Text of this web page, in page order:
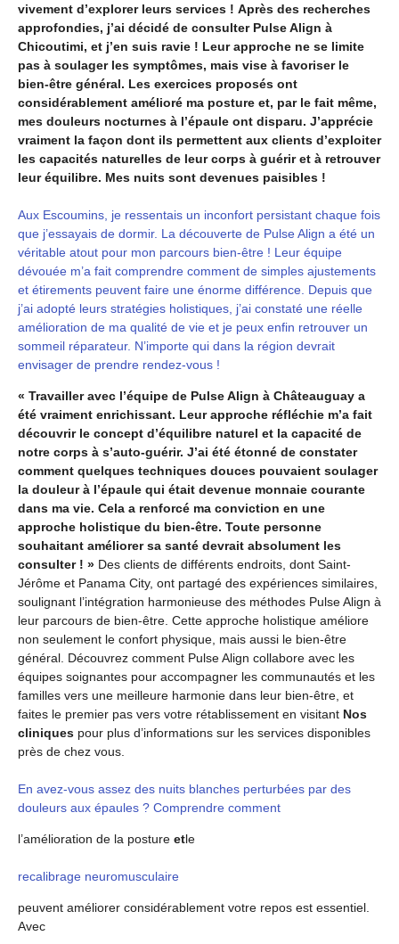
vivement d’explorer leurs services ! Après des recherches
approfondies, j’ai décidé de consulter Pulse Align à
Chicoutimi, et j’en suis ravie ! Leur approche ne se limite
pas à soulager les symptômes, mais vise à favoriser le
bien-être général. Les exercices proposés ont
considérablement amélioré ma posture et, par le fait même,
mes douleurs nocturnes à l’épaule ont disparu. J’apprécie
vraiment la façon dont ils permettent aux clients d’exploiter
les capacités naturelles de leur corps à guérir et à retrouver
leur équilibre. Mes nuits sont devenues paisibles !
Aux Escoumins, je ressentais un inconfort persistant chaque fois
que j’essayais de dormir. La découverte de Pulse Align a été un
véritable atout pour mon parcours bien-être ! Leur équipe
dévouée m’a fait comprendre comment de simples ajustements
et étirements peuvent faire une énorme différence. Depuis que
j’ai adopté leurs stratégies holistiques, j’ai constaté une réelle
amélioration de ma qualité de vie et je peux enfin retrouver un
sommeil réparateur. N’importe qui dans la région devrait
envisager de prendre rendez-vous !
« Travailler avec l’équipe de Pulse Align à Châteauguay a
été vraiment enrichissant. Leur approche réfléchie m’a fait
découvrir le concept d’équilibre naturel et la capacité de
notre corps à s’auto-guérir. J’ai été étonné de constater
comment quelques techniques douces pouvaient soulager
la douleur à l’épaule qui était devenue monnaie courante
dans ma vie. Cela a renforcé ma conviction en une
approche holistique du bien-être. Toute personne
souhaitant améliorer sa santé devrait absolument les
consulter ! » Des clients de différents endroits, dont Saint-
Jérôme et Panama City, ont partagé des expériences similaires,
soulignant l’intégration harmonieuse des méthodes Pulse Align à
leur parcours de bien-être. Cette approche holistique améliore
non seulement le confort physique, mais aussi le bien-être
général. Découvrez comment Pulse Align collabore avec les
équipes soignantes pour accompagner les communautés et les
familles vers une meilleure harmonie dans leur bien-être, et
faites le premier pas vers votre rétablissement en visitant Nos
cliniques pour plus d’informations sur les services disponibles
près de chez vous.
En avez-vous assez des nuits blanches perturbées par des
douleurs aux épaules ? Comprendre comment
l’amélioration de la posture etle
recalibrage neuromusculaire
peuvent améliorer considérablement votre repos est essentiel.
Avec